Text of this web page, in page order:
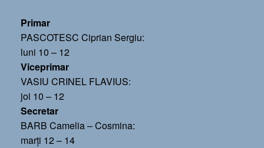
Primar
PASCOTESC Ciprian Sergiu:
luni 10 – 12
Viceprimar
VASIU CRINEL FLAVIUS:
joi 10 – 12
Secretar
BARB Camelia – Cosmina:
marți 12 – 14